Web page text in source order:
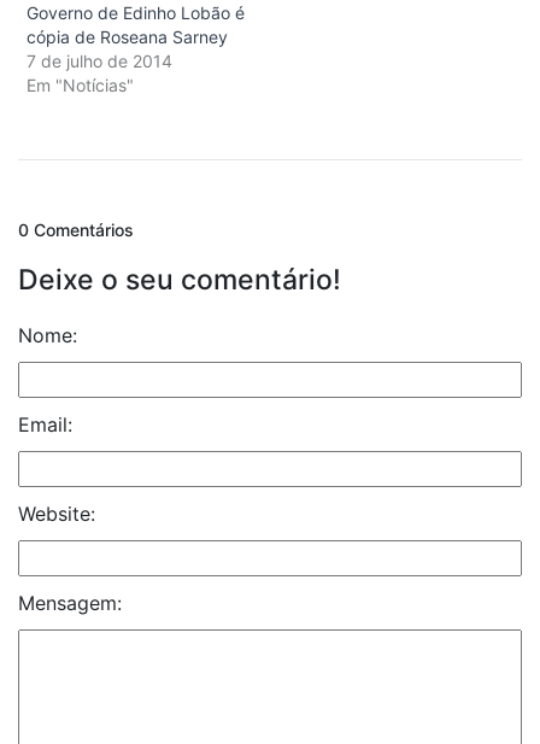
Governo de Edinho Lobão é
cópia de Roseana Sarney
7 de julho de 2014
Em "Notícias"
0 Comentários
Deixe o seu comentário!
Nome:
Email:
Website:
Mensagem: